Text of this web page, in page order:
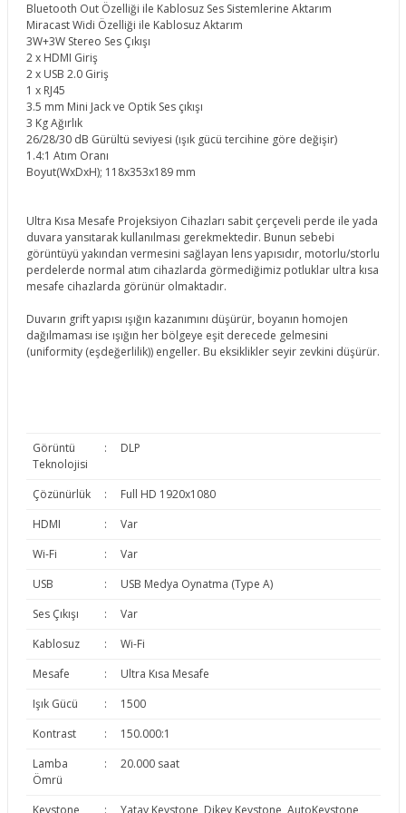
Bluetooth Out Özelliği ile Kablosuz Ses Sistemlerine Aktarım
Miracast Widi Özelliği ile Kablosuz Aktarım
3W+3W Stereo Ses Çıkışı
2 x HDMI Giriş
2 x USB 2.0 Giriş
1 x RJ45
3.5 mm Mini Jack ve Optik Ses çıkışı
3 Kg Ağırlık
26/28/30 dB Gürültü seviyesi (ışık gücü tercihine göre değişir)
1.4:1 Atım Oranı
Boyut(WxDxH); 118x353x189 mm
Ultra Kısa Mesafe Projeksiyon Cihazları sabit çerçeveli perde ile yada
duvara yansıtarak kullanılması gerekmektedir. Bunun sebebi
görüntüyü yakından vermesini sağlayan lens yapısıdır, motorlu/storlu
perdelerde normal atım cihazlarda görmediğimiz potluklar ultra kısa
mesafe cihazlarda görünür olmaktadır.
Duvarın grift yapısı ışığın kazanımını düşürür, boyanın homojen
dağılmaması ise ışığın her bölgeye eşit derecede gelmesini
(uniformity (eşdeğerlilik)) engeller. Bu eksiklikler seyir zevkini düşürür.
Görüntü
Teknolojisi
: DLP
Çözünürlük :
Full HD 1920x1080
HDMI
:
Var
Wi-Fi
:
Var
USB
:
USB Medya Oynatma (Type A)
Ses Çıkışı
:
Var
Kablosuz
:
Wi-Fi
Mesafe
:
Ultra Kısa Mesafe
Işık Gücü
:
1500
Kontrast
:
150.000:1
Lamba
Ömrü
: 20.000 saat
Keystone
: Yatay Keystone, Dikey Keystone, AutoKeystone